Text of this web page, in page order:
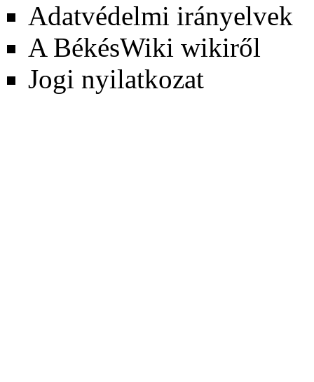
Adatvédelmi irányelvek
A BékésWiki wikiről
Jogi nyilatkozat